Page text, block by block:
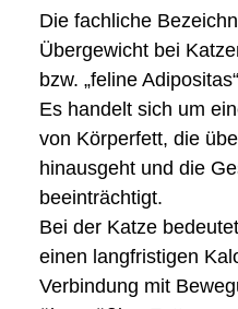
Die fachliche
Übergewicht bei
bzw. „feline
Es handelt sich um
von Körperfett, die
hinausgeht und die
beeinträchtigt.
Bei der Katze
einen langfristigen
Verbindung mit